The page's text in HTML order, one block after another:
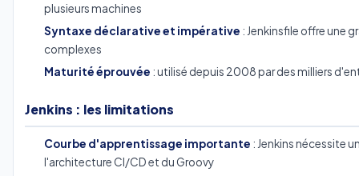
plusieurs machines
Syntaxe déclarative et impérative : Jenkinsfile offre une
complexes
Maturité éprouvée : utilisé depuis 2008 par des milliers
Jenkins : les limitations
Courbe d'apprentissage importante : Jenkins nécessite
l'architecture CI/CD et du Groovy